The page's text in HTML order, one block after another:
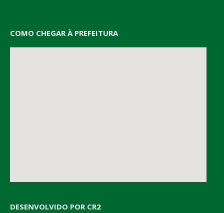
COMO CHEGAR À PREFEITURA
DESENVOLVIDO POR CR2